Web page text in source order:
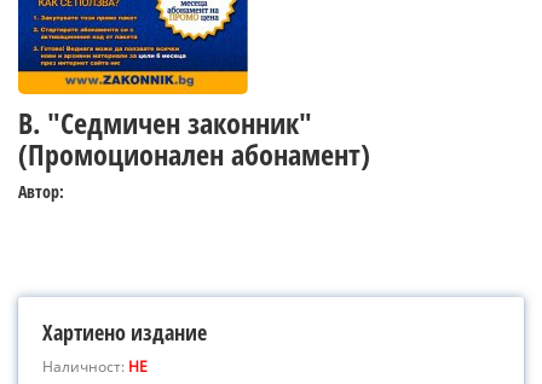
В. "Седмичен законник"
(Промоционален абонамент)
Автор:
Хартиено издание
Наличност: НЕ